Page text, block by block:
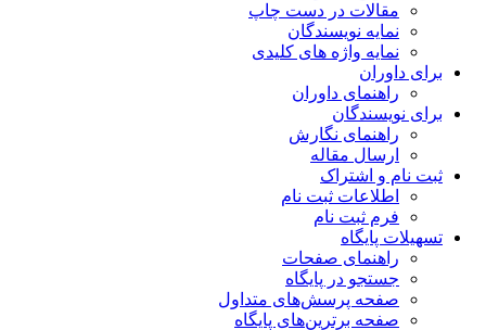
مقالات در دست چاپ
نمایه نویسندگان
نمایه واژه های کلیدی
برای داوران
راهنمای داوران
برای نویسندگان
راهنمای نگارش
ارسال مقاله
ثبت نام و اشتراک
اطلاعات ثبت نام
فرم ثبت نام
تسهیلات پایگاه
راهنمای صفحات
جستجو در پایگاه
صفحه پرسش‌های متداول
صفحه برترین‌های پایگاه